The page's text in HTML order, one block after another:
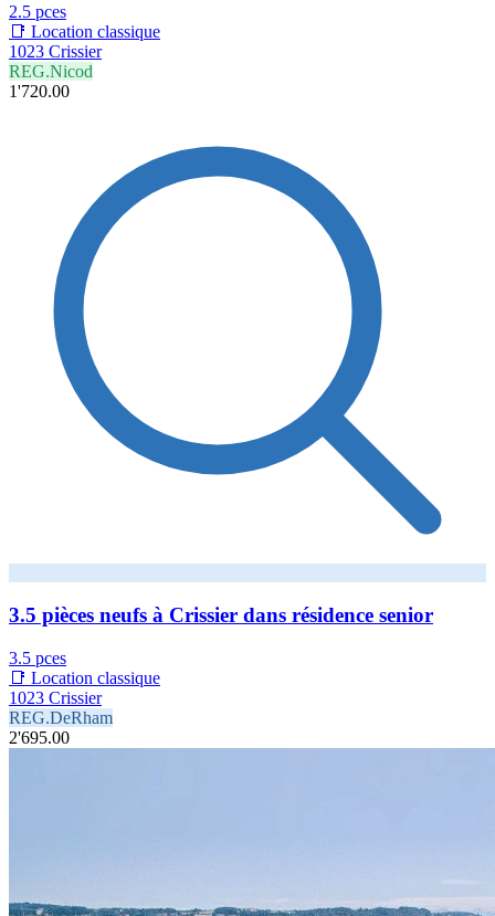
2.5 pces
📑 Location classique
1023 Crissier
REG.Nicod
1'720.00
3.5 pièces neufs à Crissier dans résidence senior
3.5 pces
📑 Location classique
1023 Crissier
REG.DeRham
2'695.00